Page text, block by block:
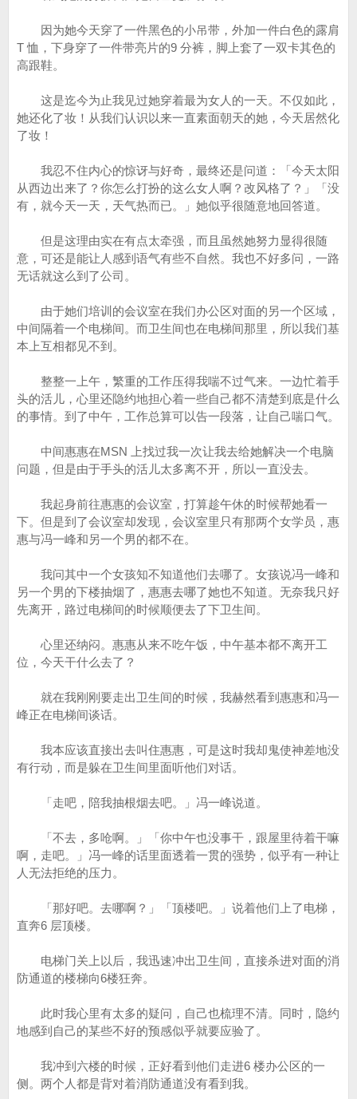
因为她今天穿了一件黑色的小吊带，外加一件白色的露肩
T 恤，下身穿了一件带亮片的9 分裤，脚上套了一双卡其色的
高跟鞋。
这是迄今为止我见过她穿着最为女人的一天。不仅如此，
她还化了妆！从我们认识以来一直素面朝天的她，今天居然化
了妆！
我忍不住内心的惊讶与好奇，最终还是问道：「今天太阳
从西边出来了？你怎么打扮的这么女人啊？改风格了？」「没
有，就今天一天，天气热而已。」她似乎很随意地回答道。
但是这理由实在有点太牵强，而且虽然她努力显得很随
意，可还是能让人感到语气有些不自然。我也不好多问，一路
无话就这么到了公司。
由于她们培训的会议室在我们办公区对面的另一个区域，
中间隔着一个电梯间。而卫生间也在电梯间那里，所以我们基
本上互相都见不到。
整整一上午，繁重的工作压得我喘不过气来。一边忙着手
头的活儿，心里还隐约地担心着一些自己都不清楚到底是什么
的事情。到了中午，工作总算可以告一段落，让自己喘口气。
中间惠惠在MSN 上找过我一次让我去给她解决一个电脑
问题，但是由于手头的活儿太多离不开，所以一直没去。
我起身前往惠惠的会议室，打算趁午休的时候帮她看一
下。但是到了会议室却发现，会议室里只有那两个女学员，惠
惠与冯一峰和另一个男的都不在。
我问其中一个女孩知不知道他们去哪了。女孩说冯一峰和
另一个男的下楼抽烟了，惠惠去哪了她也不知道。无奈我只好
先离开，路过电梯间的时候顺便去了下卫生间。
心里还纳闷。惠惠从来不吃午饭，中午基本都不离开工
位，今天干什么去了？
就在我刚刚要走出卫生间的时候，我赫然看到惠惠和冯一
峰正在电梯间谈话。
我本应该直接出去叫住惠惠，可是这时我却鬼使神差地没
有行动，而是躲在卫生间里面听他们对话。
「走吧，陪我抽根烟去吧。」冯一峰说道。
「不去，多呛啊。」「你中午也没事干，跟屋里待着干嘛
啊，走吧。」冯一峰的话里面透着一贯的强势，似乎有一种让
人无法拒绝的压力。
「那好吧。去哪啊？」「顶楼吧。」说着他们上了电梯，
直奔6 层顶楼。
电梯门关上以后，我迅速冲出卫生间，直接杀进对面的消
防通道的楼梯向6楼狂奔。
此时我心里有太多的疑问，自己也梳理不清。同时，隐约
地感到自己的某些不好的预感似乎就要应验了。
我冲到六楼的时候，正好看到他们走进6 楼办公区的一
侧。两个人都是背对着消防通道没有看到我。